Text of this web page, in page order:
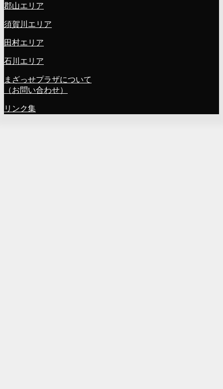
郡山エリア
須賀川エリア
田村エリア
石川エリア
まざっせプラザについて
（お問い合わせ）
リンク集